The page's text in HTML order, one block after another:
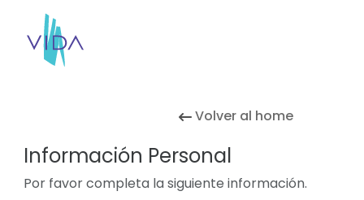
Volver al home
Información Personal
Por favor completa la siguiente información.